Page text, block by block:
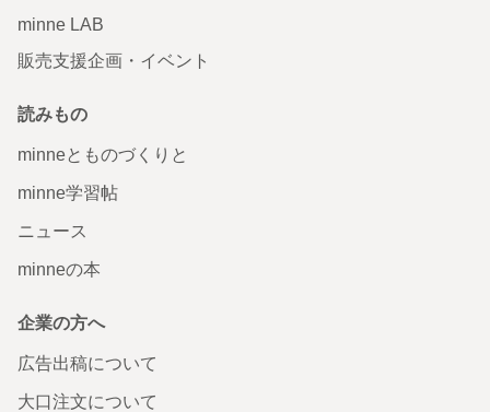
minne LAB
販売支援企画・イベント
読みもの
minneとものづくりと
minne学習帖
ニュース
minneの本
企業の方へ
広告出稿について
大口注文について